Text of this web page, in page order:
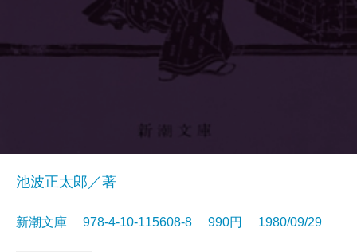
池波正太郎／著
新潮文庫 978-4-10-115608-8 990円 1980/09/29